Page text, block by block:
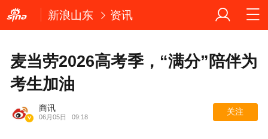
新浪山东 资讯
麦当劳2026高考季，“满分”陪伴为
考生加油
商讯
06月05日 09:18
关注